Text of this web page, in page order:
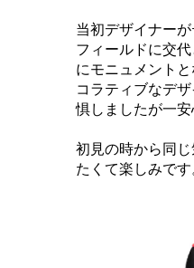
当初デザイナー
フィールドに交
にモニュメント
コラティブなデ
惧しましたが一安
初見の時から同
たくて楽しみです